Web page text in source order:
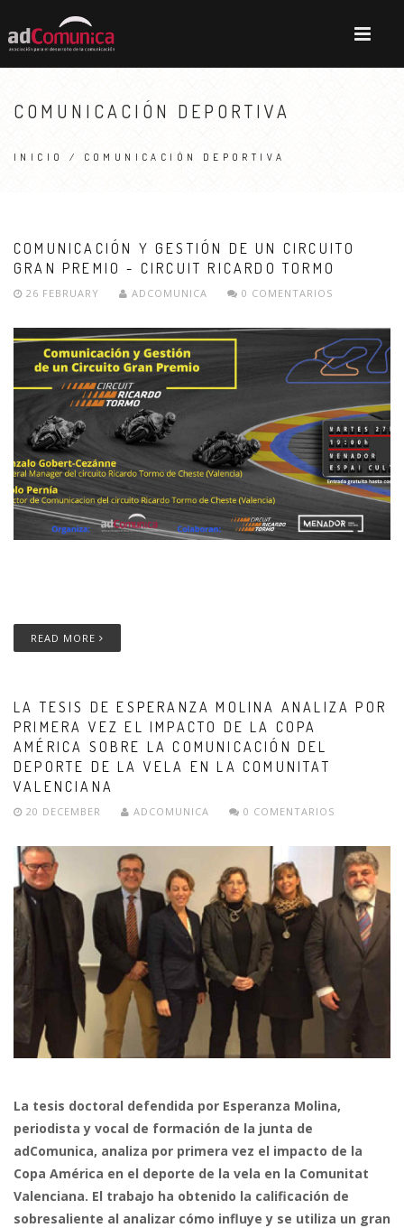
COMUNICACIÓN DEPORTIVA
INICIO / COMUNICACIÓN DEPORTIVA
COMUNICACIÓN Y GESTIÓN DE UN CIRCUITO
GRAN PREMIO - CIRCUIT RICARDO TORMO
26 FEBRUARY ADCOMUNICA 0 COMENTARIOS
READ MORE
LA TESIS DE ESPERANZA MOLINA ANALIZA POR
PRIMERA VEZ EL IMPACTO DE LA COPA
AMÉRICA SOBRE LA COMUNICACIÓN DEL
DEPORTE DE LA VELA EN LA COMUNITAT
VALENCIANA
20 DECEMBER ADCOMUNICA 0 COMENTARIOS
La tesis doctoral defendida por Esperanza Molina,
periodista y vocal de formación de la junta de
adComunica, analiza por primera vez el impacto de la
Copa América en el deporte de la vela en la Comunitat
Valenciana. El trabajo ha obtenido la calificación de
sobresaliente al analizar cómo influye y se utiliza un gran